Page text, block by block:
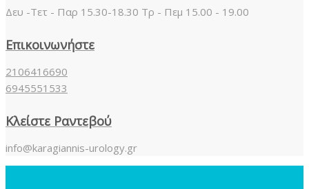
Δευ -Τετ - Παρ 15.30-18.30 Τρ - Πεμ 15.00 - 19.00
Επικοινωνήστε
2106416690
6945551533
Κλείστε Ραντεβού
info@karagiannis-urology.gr